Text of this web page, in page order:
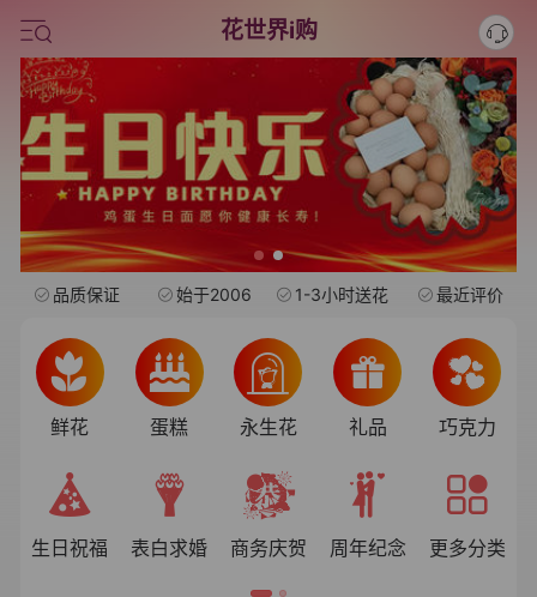
中考
水果礼盒
花世界i购
品质保证 始于2006 1-3小时送花 最近评价
鲜花 蛋糕 永生花 礼品 巧克力
生日祝福 表白求婚 商务庆贺 周年纪念 更多分类